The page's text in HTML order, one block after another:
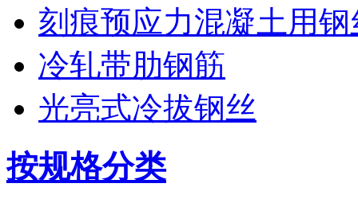
刻痕预应力混凝土用钢
冷轧带肋钢筋
光亮式冷拔钢丝
按规格分类